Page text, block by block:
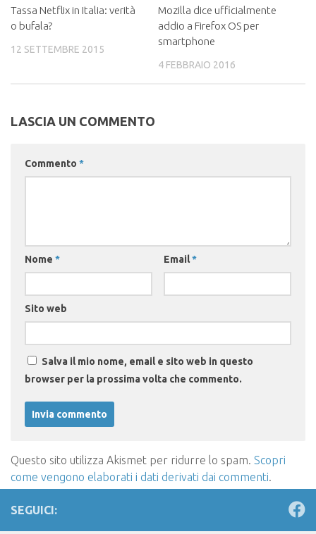
Tassa Netflix in Italia: verità
o bufala?
12 SETTEMBRE 2015
Mozilla dice ufficialmente
addio a Firefox OS per
smartphone
4 FEBBRAIO 2016
LASCIA UN COMMENTO
Commento *
Nome * Email*
Sito web
Salva il mio nome, email e sito web in questo
browser per la prossima volta che commento.
Questo sito utilizza Akismet per ridurre lo spam. Scopri
come vengono elaborati i dati derivati dai commenti.
SEGUICI: